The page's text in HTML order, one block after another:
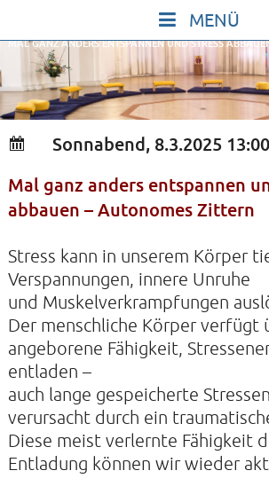
content
START
IN STILLE SEIN
SINGEN UND SCHWEIGEN
BEWEGEN UND TANZEN
GOTT UND DAS LEBEN FEIERN
HEILKRAFT DES KÖRPERS
STILLE UND SPIEL FÜR KINDER
JUGENDLICHE
VORTRÄGE
KONZERTE
ALLE TERMINE
MAL GANZ ANDERS ENTSPANNEN UND STRESS
Sonnabend, 8.3.2025 13:00
Mal ganz anders entspannen
abbauen – Autonomes Zittern
Stress kann in unserem Körper
Verspannungen, innere Unruhe
und Muskelverkrampfungen
Der menschliche Körper verfügt
angeborene Fähigkeit,
entladen –
auch lange gespeicherte
verursacht durch ein
Diese meist verlernte Fähigkeit
Entladung können wir wieder